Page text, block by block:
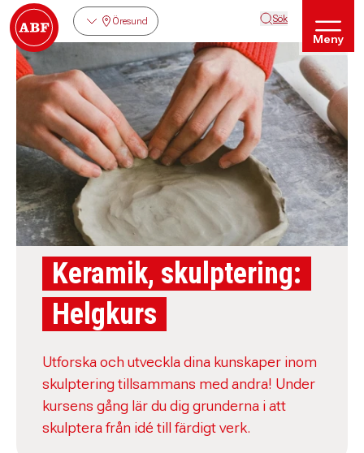
Öresund Sök
Meny
Keramik, skulptering:
Helgkurs
Utforska och utveckla dina kunskaper inom
skulptering tillsammans med andra! Under
kursens gång lär du dig grunderna i att
skulptera från idé till färdigt verk.